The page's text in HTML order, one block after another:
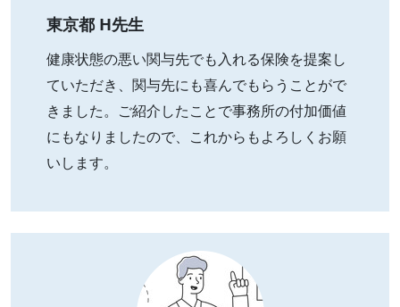
東京都 H先生
健康状態の悪い関与先でも入れる保険を提案し
ていただき、関与先にも喜んでもらうことがで
きました。ご紹介したことで事務所の付加価値
にもなりましたので、これからもよろしくお願
いします。